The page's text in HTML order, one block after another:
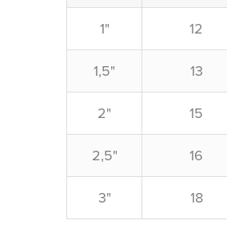
1" 12
1,5" 13
2" 15
2,5" 16
3" 18